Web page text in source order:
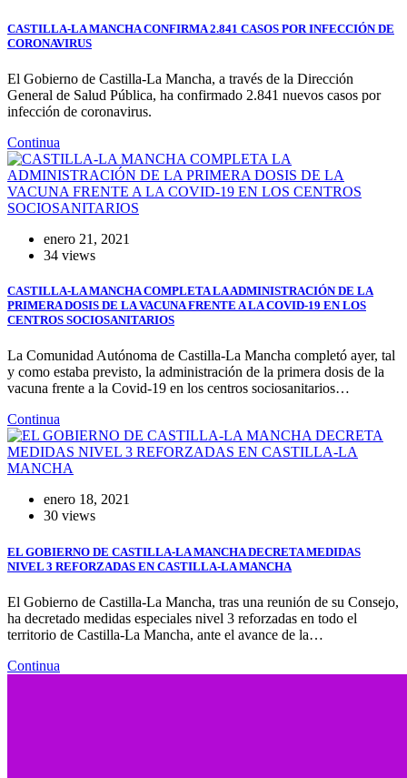
CASTILLA-LA MANCHA CONFIRMA 2.841 CASOS POR INFECCIÓN DE
CORONAVIRUS
El Gobierno de Castilla-La Mancha, a través de la Dirección
General de Salud Pública, ha confirmado 2.841 nuevos casos por
infección de coronavirus.
Continua
enero 21, 2021
34 views
CASTILLA-LA MANCHA COMPLETA LA ADMINISTRACIÓN DE LA
PRIMERA DOSIS DE LA VACUNA FRENTE A LA COVID-19 EN LOS
CENTROS SOCIOSANITARIOS
La Comunidad Autónoma de Castilla-La Mancha completó ayer, tal
y como estaba previsto, la administración de la primera dosis de la
vacuna frente a la Covid-19 en los centros sociosanitarios…
Continua
enero 18, 2021
30 views
EL GOBIERNO DE CASTILLA-LA MANCHA DECRETA MEDIDAS
NIVEL 3 REFORZADAS EN CASTILLA-LA MANCHA
El Gobierno de Castilla-La Mancha, tras una reunión de su Consejo,
ha decretado medidas especiales nivel 3 reforzadas en todo el
territorio de Castilla-La Mancha, ante el avance de la…
Continua